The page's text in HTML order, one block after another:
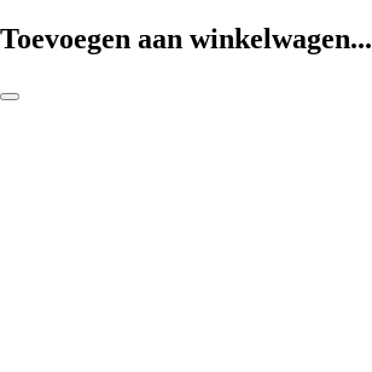
Toevoegen aan winkelwagen...